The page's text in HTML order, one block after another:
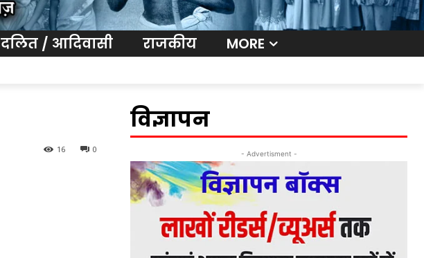
दलित / आदिवासी राजकीय MORE
0
16
विज्ञापन
- Advertisment -